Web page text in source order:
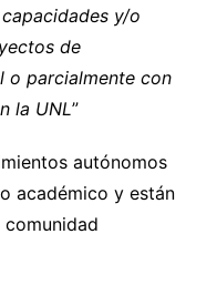
y/o
de
o parcialmente con
la UNL”
autónomos
académico y están